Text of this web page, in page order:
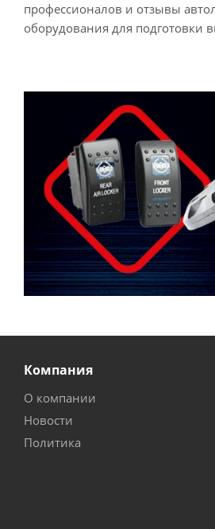
профессионалов и отзывы
оборудования для подготовки
Компания
О компании
Новости
Политика